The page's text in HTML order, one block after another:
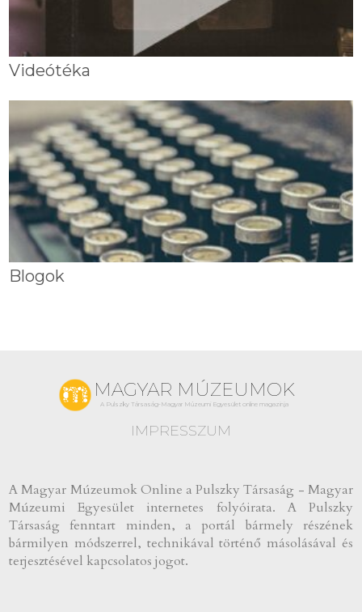
Videótéka
Blogok
MAGYAR MÚZEUMOK
A Pulszky Társaság-Magyar Múzeumi Egyesület online magazinja
IMPRESSZUM
A Magyar Múzeumok Online a Pulszky Társaság - Magyar
Múzeumi Egyesület internetes folyóirata. A Pulszky
Társaság fenntart minden, a portál bármely részének
bármilyen módszerrel, technikával történő másolásával és
terjesztésével kapcsolatos jogot.